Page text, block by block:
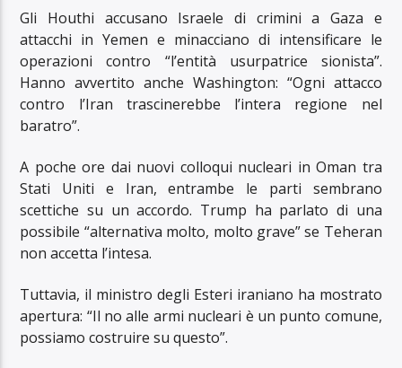
Gli Houthi accusano Israele di crimini a Gaza e
attacchi in Yemen e minacciano di intensificare le
operazioni contro “l’entità usurpatrice sionista”.
Hanno avvertito anche Washington: “Ogni attacco
contro l’Iran trascinerebbe l’intera regione nel
baratro”.
A poche ore dai nuovi colloqui nucleari in Oman tra
Stati Uniti e Iran, entrambe le parti sembrano
scettiche su un accordo. Trump ha parlato di una
possibile “alternativa molto, molto grave” se Teheran
non accetta l’intesa.
Tuttavia, il ministro degli Esteri iraniano ha mostrato
apertura: “Il no alle armi nucleari è un punto comune,
possiamo costruire su questo”.